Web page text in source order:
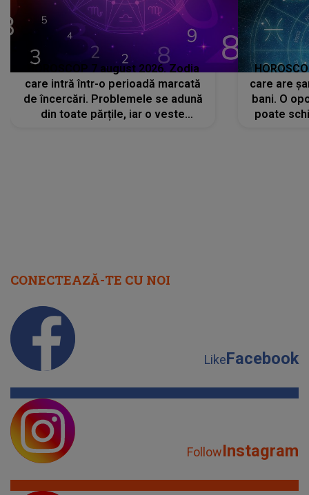
HOROSCOP 7 august 2026. Zodia
care intră într-o perioadă marcată
de încercări. Problemele se adună
din toate părțile, iar o veste
care are
bani. O
poate
CONECTEAZĂ-TE CU NOI
LikeFacebook
FollowInstagram